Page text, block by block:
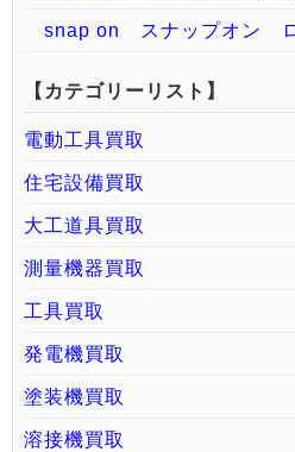
snap on スナップオン ロ
【カテゴリーリスト】
電動工具買取
住宅設備買取
大工道具買取
測量機器買取
工具買取
発電機買取
塗装機買取
溶接機買取